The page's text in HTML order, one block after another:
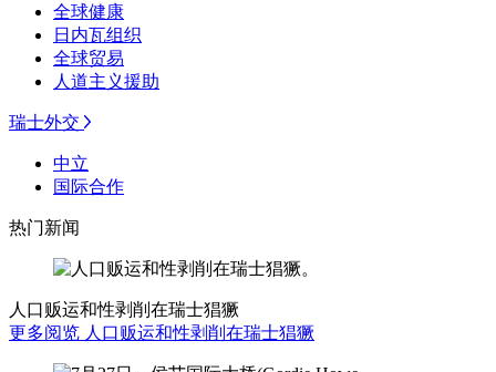
全球健康
日内瓦组织
全球贸易
人道主义援助
瑞士外交
中立
国际合作
热门新闻
人口贩运和性剥削在瑞士猖獗
更多阅览 人口贩运和性剥削在瑞士猖獗